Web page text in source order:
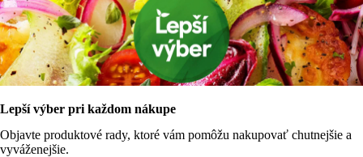
Lepší výber pri každom nákupe
Objavte produktové rady, ktoré vám pomôžu nakupovať chutnejšie a
vyváženejšie.